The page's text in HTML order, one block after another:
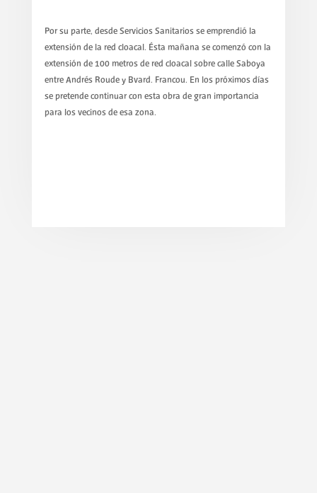
Por su parte, desde Servicios Sanitarios se emprendió la
extensión de la red cloacal. Ésta mañana se comenzó con la
extensión de 100 metros de red cloacal sobre calle Saboya
entre Andrés Roude y Bvard. Francou. En los próximos días
se pretende continuar con esta obra de gran importancia
para los vecinos de esa zona.